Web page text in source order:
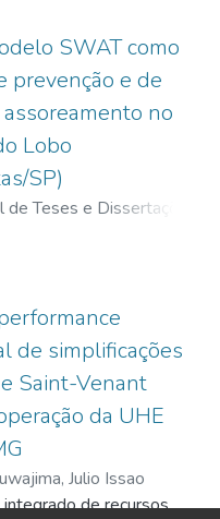
SWAT como
prevenção e de
no
Lobo
SP)
Teses e Dissertações
15
de simplificações
Saint-Venant
da UHE
Julio Issao
de recursos